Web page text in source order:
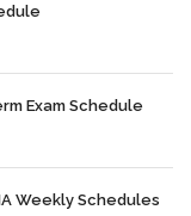
Exam Schedule
Weekly Schedules